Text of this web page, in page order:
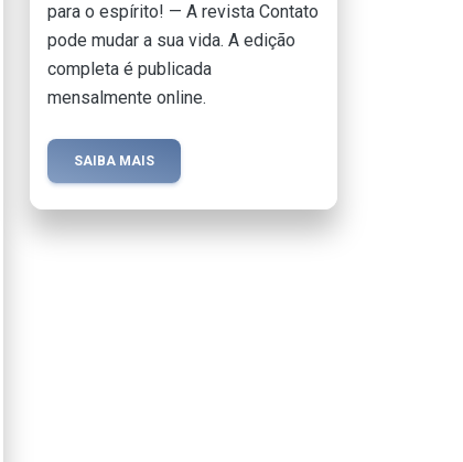
para o espírito! — A revista Contato
pode mudar a sua vida. A edição
completa é publicada
mensalmente online.
SAIBA MAIS